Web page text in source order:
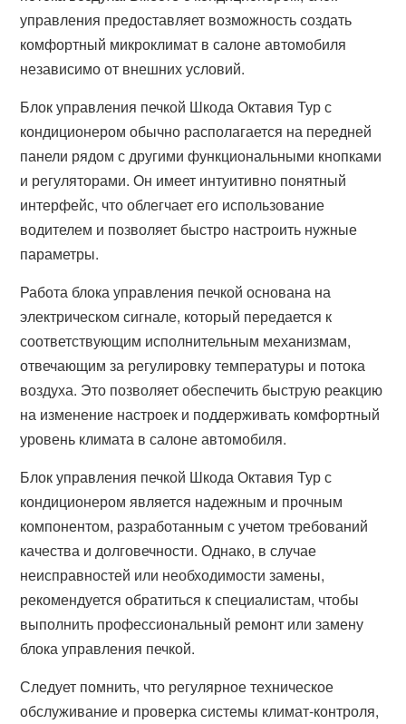
управления предоставляет возможность создать
комфортный микроклимат в салоне автомобиля
независимо от внешних условий.
Блок управления печкой Шкода Октавия Тур с
кондиционером обычно располагается на передней
панели рядом с другими функциональными кнопками
и регуляторами. Он имеет интуитивно понятный
интерфейс, что облегчает его использование
водителем и позволяет быстро настроить нужные
параметры.
Работа блока управления печкой основана на
электрическом сигнале, который передается к
соответствующим исполнительным механизмам,
отвечающим за регулировку температуры и потока
воздуха. Это позволяет обеспечить быструю реакцию
на изменение настроек и поддерживать комфортный
уровень климата в салоне автомобиля.
Блок управления печкой Шкода Октавия Тур с
кондиционером является надежным и прочным
компонентом, разработанным с учетом требований
качества и долговечности. Однако, в случае
неисправностей или необходимости замены,
рекомендуется обратиться к специалистам, чтобы
выполнить профессиональный ремонт или замену
блока управления печкой.
Следует помнить, что регулярное техническое
обслуживание и проверка системы климат-контроля,